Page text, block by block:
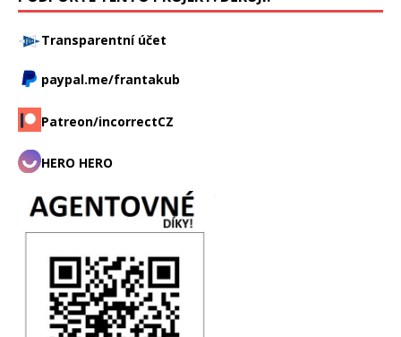
Transparentní účet
paypal.me/frantakub
Patreon/incorrectCZ
HERO HERO